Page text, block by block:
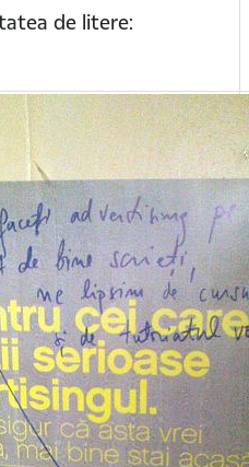
de litere: